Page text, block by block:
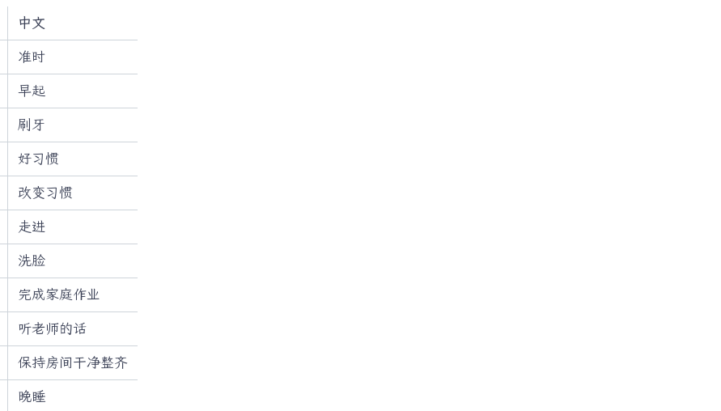
中文
准时
早起
刷牙
好习惯
改变习惯
走进
洗脸
完成家庭作业
听老师的话
保持房间干净整齐
晚睡